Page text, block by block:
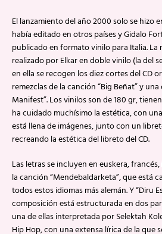
El lanzamiento del año 2000 solo se hizo
había editado en otros países y Gidalo
publicado en formato vinilo para Italia. La
realizado por Elkar en doble vinilo (la del
en ella se recogen los diez cortes del CD
remezclas de la canción “Big Beñat” y
Manifest”. Los vinilos son de 180 gr,
ha cuidado muchísimo la estética, con
está llena de imágenes, junto con un
recreando la estética del libreto del CD.
Las letras se incluyen en euskera,
la canción “Mendebaldarketa”, que está
todos estos idiomas más alemán. Y “Diru
composición está estructurada en dos
una de ellas interpretada por Selektah
Hip Hop, con una extensa lírica de la que